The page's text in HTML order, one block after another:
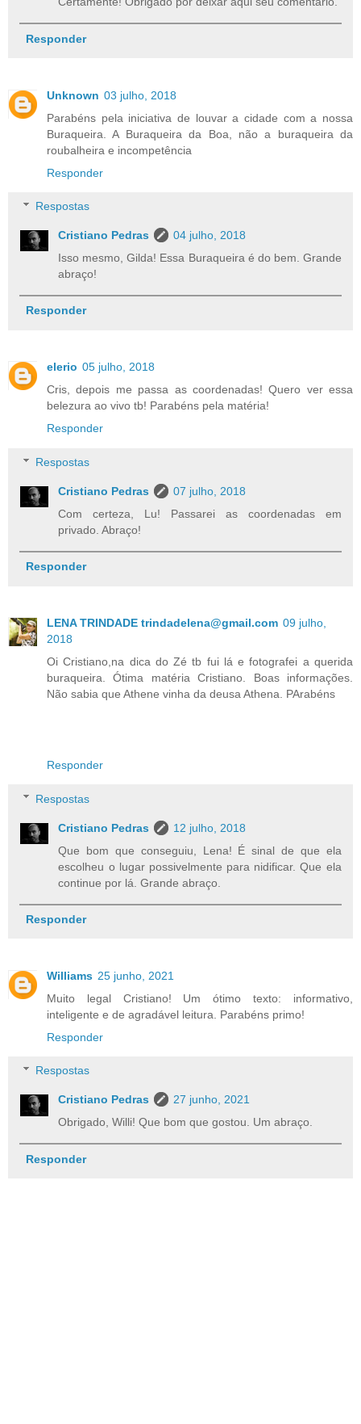
Responder
Unknown 03 julho, 2018
Parabéns pela iniciativa de louvar a cidade com a nossa
Buraqueira. A Buraqueira da Boa, não a buraqueira da
roubalheira e incompetência
Responder
Respostas
Cristiano Pedras
04 julho, 2018
Isso mesmo, Gilda! Essa Buraqueira é do bem. Grande
abraço!
Responder
elerio 05 julho, 2018
Cris, depois me passa as coordenadas! Quero ver essa
belezura ao vivo tb! Parabéns pela matéria!
Responder
Respostas
Cristiano Pedras
07 julho, 2018
Com certeza, Lu! Passarei as coordenadas em
privado. Abraço!
Responder
LENA TRINDADE trindadelena@gmail.com 09 julho,
2018
Oi Cristiano,na dica do Zé tb fui lá e fotografei a querida
buraqueira. Ótima matéria Cristiano. Boas informações.
Não sabia que Athene vinha da deusa Athena. PArabéns
Responder
Respostas
Cristiano Pedras
12 julho, 2018
Que bom que conseguiu, Lena! É sinal de que ela
escolheu o lugar possivelmente para nidificar. Que ela
continue por lá. Grande abraço.
Responder
Williams 25 junho, 2021
Muito legal Cristiano! Um ótimo texto: informativo,
inteligente e de agradável leitura. Parabéns primo!
Responder
Respostas
Cristiano Pedras
27 junho, 2021
Obrigado, Willi! Que bom que gostou. Um abraço.
Responder